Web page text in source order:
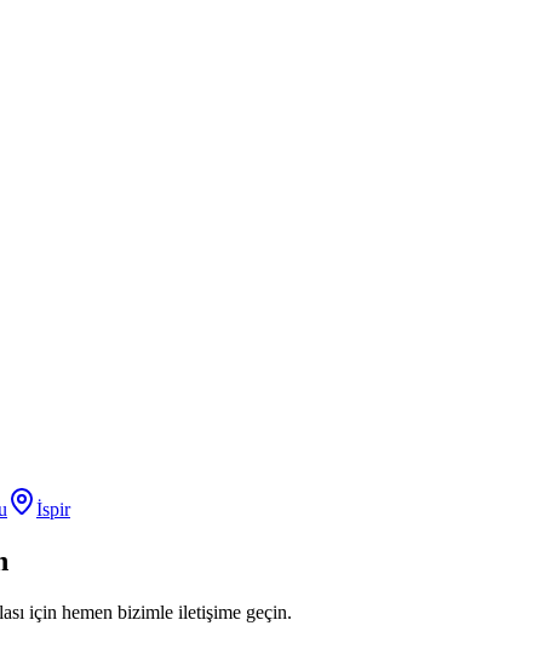
İspir
için hemen bizimle iletişime geçin.